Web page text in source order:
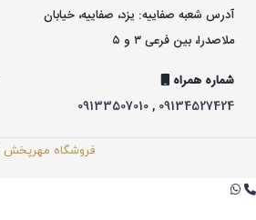
آدرس شعبه صفاییه: یزد، صفاییه، خیابان
ملاصدرا، بین فرعی ۳ و ۵
شماره همراه
09133507010, 09134527424
فروشگاه مهرپخش